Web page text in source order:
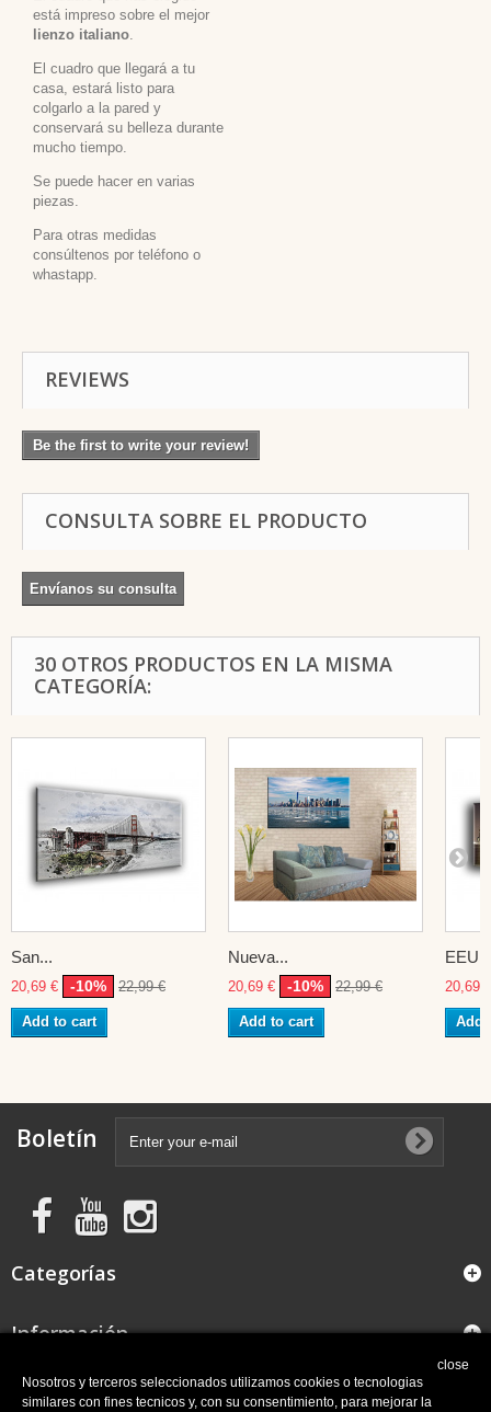
está impreso sobre el mejor
lienzo italiano
El cuadro que llegará a tu
casa, estará listo para
colgarlo a la pared y
conservará su belleza durante
mucho tiempo.
Se puede hacer en varias
piezas.
Para otras medidas
consúltenos por teléfono o
whastapp.
REVIEWS
Be the first to write your review!
CONSULTA SOBRE EL PRODUCTO
Envíanos su consulta
30 OTROS PRODUCTOS EN LA MISMA
CATEGORÍA:
San...
20,69 € -10% 22,99 €
Add to cart
Nueva...
20,69 € -10% 22,99 €
Add to cart
20,69 €
Add
Boletín
Categorías
Información
close
Nosotros y terceros seleccionados utilizamos cookies o tecnologias
similares con fines tecnicos y, con su consentimiento, para mejorar la